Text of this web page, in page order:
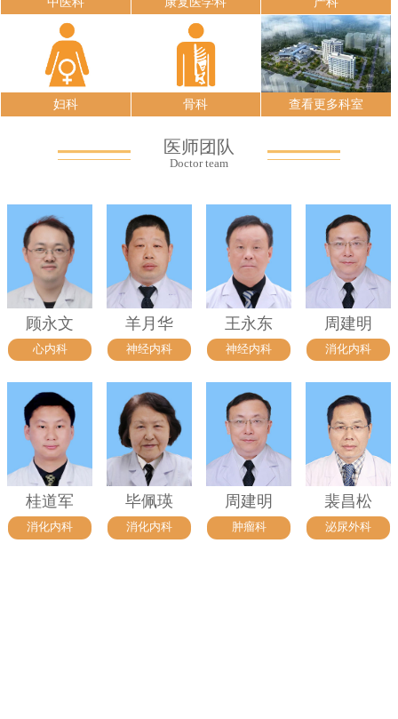
妇科 骨科 查看更多科室
医师团队
Doctor team
顾永文
心内科
羊月华
神经内科
王永东
神经内科
周建明
消化内科
桂道军
消化内科
毕佩瑛
消化内科
周建明
肿瘤科
裴昌松
泌尿外科